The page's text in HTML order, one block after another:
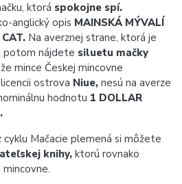
ktorá spokojne spí.
anglický opis MAINSKÁ MÝVALÍ
. Na averznej strane, ktorá je
potom nájdete siluetu mačky
mince Českej mincovne
ostrova Niue, nesú na averze
hodnotu 1 DOLLAR
cyklu Mačacie plemená si môžete
knihy,ktorú rovnako